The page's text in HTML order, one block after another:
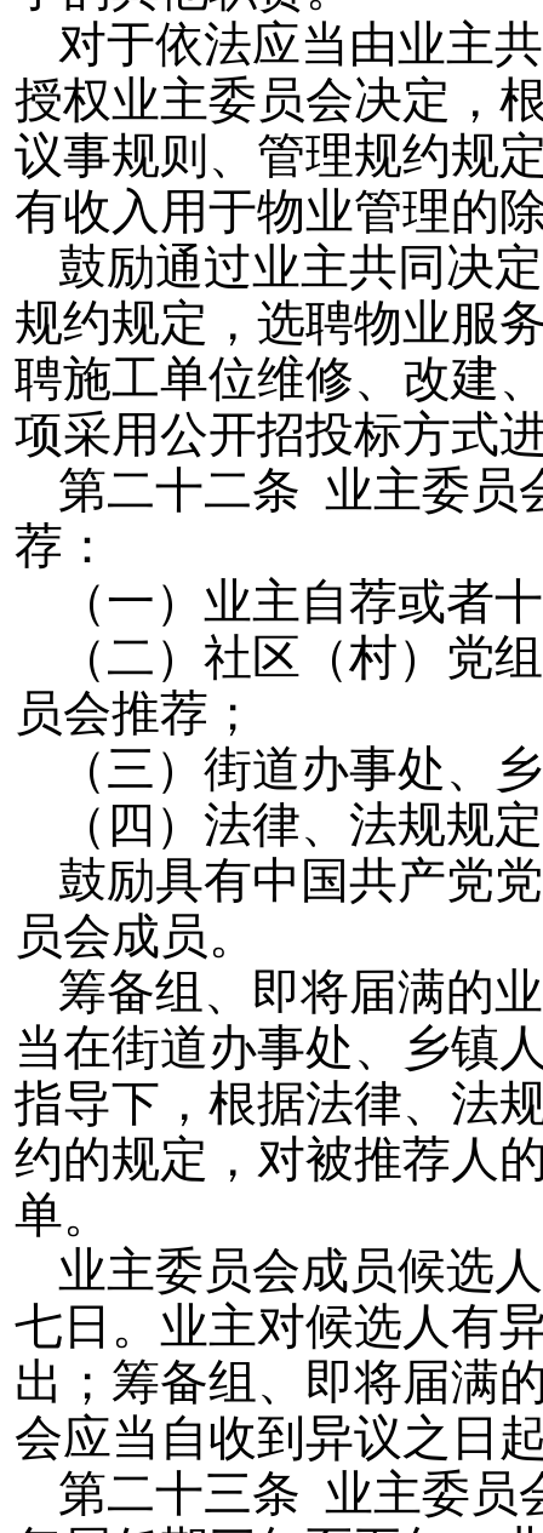
对于依法应当由业主
授权业主委员会决定，
议事规则、管理规约规
有收入用于物业管理的
鼓励通过业主共同决
规约规定，选聘物业服
聘施工单位维修、改建
项采用公开招投标方式
第二十二条 业主委员
荐：
（一）业主自荐或者
（二）社区（村）党
员会推荐；
（三）街道办事处、
（四）法律、法规规
鼓励具有中国共产党
员会成员。
筹备组、即将届满的
当在街道办事处、乡镇
指导下，根据法律、法
约的规定，对被推荐人
单。
业主委员会成员候选
七日。业主对候选人有
出；筹备组、即将届满
会应当自收到异议之日
第二十三条 业主委员